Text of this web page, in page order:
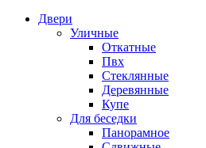
Двери
Уличные
Откатные
Пвх
Стеклянные
Деревянные
Купе
Для беседки
Панорамное